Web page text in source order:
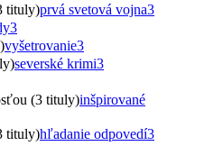
tituly)prvá svetová vojna3
3
vyšetrovanie3
severské krimi3
(3 tituly)inšpirované
tituly)hľadanie odpovedí3